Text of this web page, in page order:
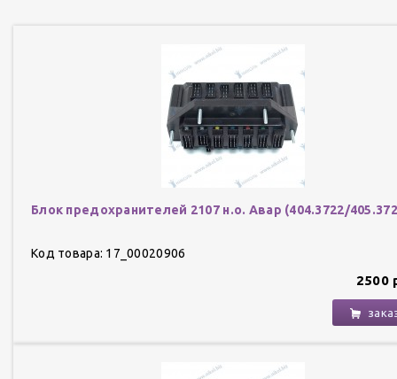
Блок предохранителей 2107 н.о. Авар (404.3722/
Код товара: 17_00020906
2500